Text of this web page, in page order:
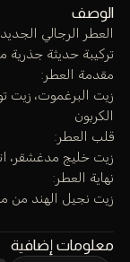
الوصف
تركيبة حديثة جذرية
مقدمة العطر:
زيت البرغموت، زيت
الكربون
قلب العطر:
زيت خليج مدغشقر،
نهاية العطر:
زيت نجيل الهند من
معلومات إضافية